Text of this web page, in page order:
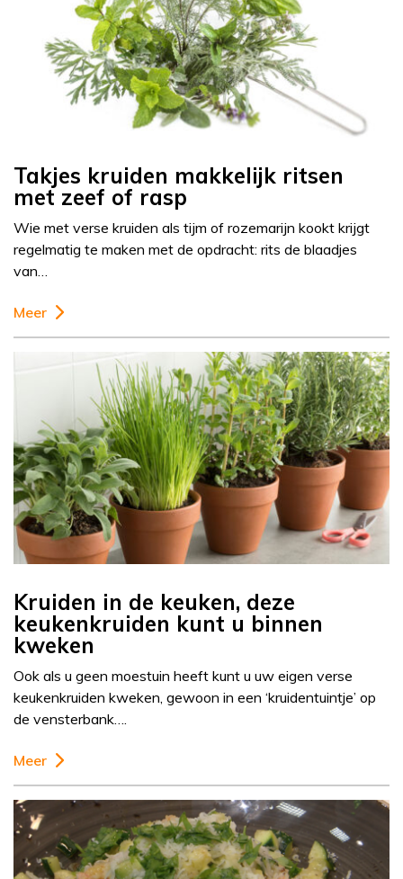
Takjes kruiden makkelijk ritsen
met zeef of rasp
Wie met verse kruiden als tijm of rozemarijn kookt krijgt
regelmatig te maken met de opdracht: rits de blaadjes
van…
Meer
Kruiden in de keuken, deze
keukenkruiden kunt u binnen
kweken
Ook als u geen moestuin heeft kunt u uw eigen verse
keukenkruiden kweken, gewoon in een ‘kruidentuintje’ op
de vensterbank….
Meer